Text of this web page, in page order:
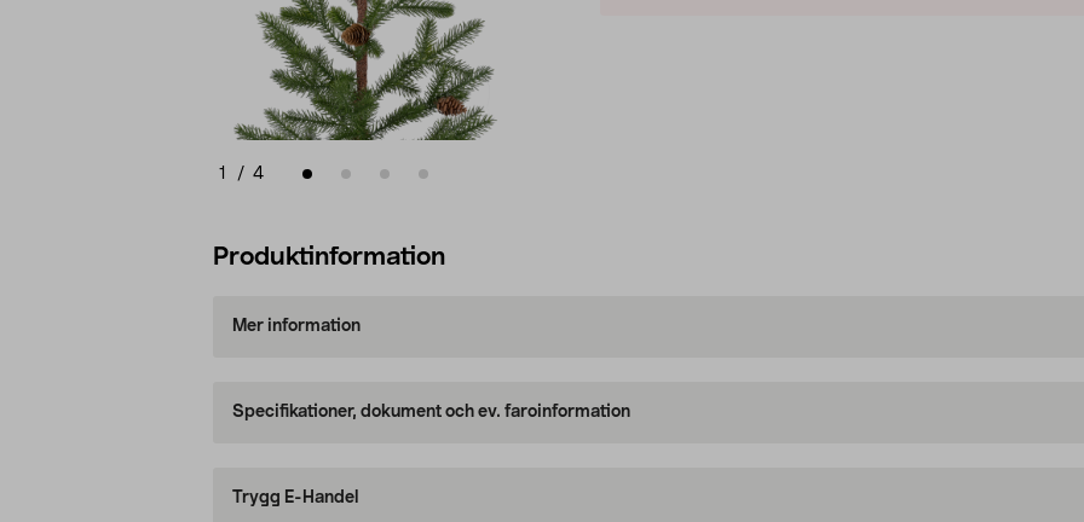
1 / 4
Produktinformation
Mer information
Specifikationer, dokument och ev. faroinformation
Trygg E-Handel